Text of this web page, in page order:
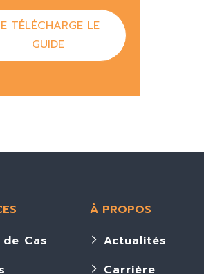
TÉLÉCHARGE LE
GUIDE
Cas
À PROPOS
Actualités
Carrière